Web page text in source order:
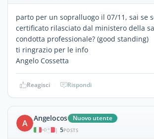
parto per un sopralluogo il 07/11, sai se
certificato rilasciato dal ministero della
condotta professionale? (good standing)
ti ringrazio per le info
Angelo Cossetta
Reagisci Rispondi
A Angelocos Nuovo utente
| 5POSTS